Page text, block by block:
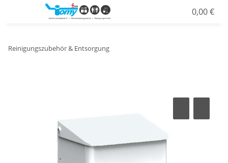
0,00 €
Reinigungszubehör & Entsorgung